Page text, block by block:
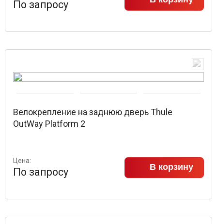
По запросу
Велокрепление на заднюю дверь Thule
OutWay Platform 2
Цена:
По запросу В корзину